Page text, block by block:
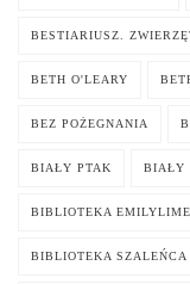
BESTIARIUSZ.
BETH O'LEARY
BEZ POŻEGNANIA
BIAŁY PTAK BIAŁY
BIBLIOTEKA EMILYLIME
BIBLIOTEKA SZALEŃCA